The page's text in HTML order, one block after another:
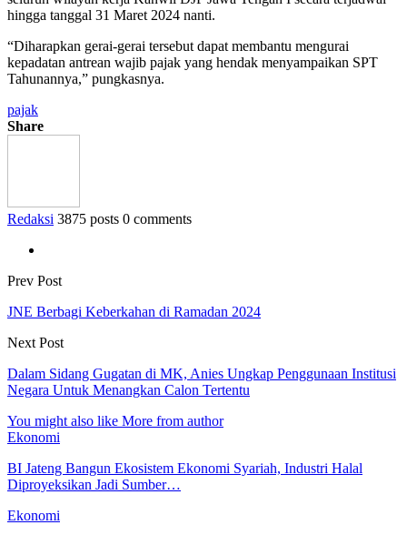
hingga tanggal 31 Maret 2024 nanti.
“Diharapkan gerai-gerai tersebut dapat membantu mengurai
kepadatan antrean wajib pajak yang hendak menyampaikan SPT
Tahunannya,” pungkasnya.
pajak
Share
Redaksi 3875 posts 0 comments
Prev Post
JNE Berbagi Keberkahan di Ramadan 2024
Next Post
Dalam Sidang Gugatan di MK, Anies Ungkap Penggunaan Institusi
Negara Untuk Menangkan Calon Tertentu
You might also like More from author
Ekonomi
BI Jateng Bangun Ekosistem Ekonomi Syariah, Industri Halal
Diproyeksikan Jadi Sumber…
Ekonomi